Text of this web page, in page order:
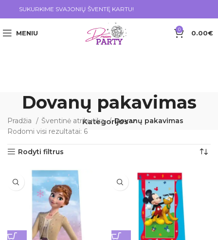
SUKURKIME SVAJONIŲ ŠVENTĘ KARTU!
MENIU 0 0.00€
Dovanų pakavimas
Kategorijos
Pradžia Šventinė atributika
Dovanų pakavimas
Rodomi visi rezultatai: 6
Rodyti filtrus